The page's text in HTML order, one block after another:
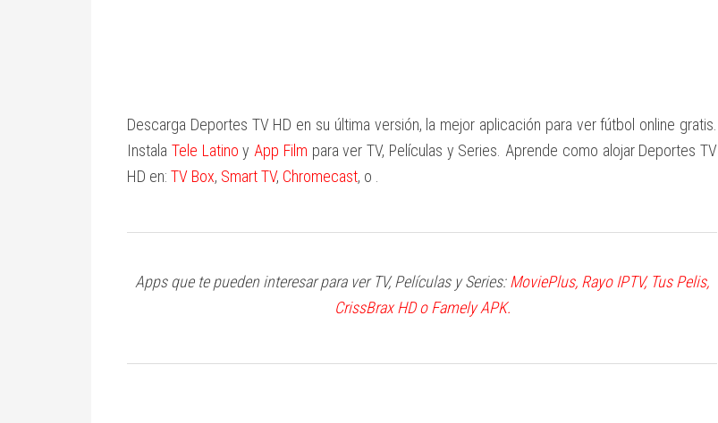
Descarga Deportes TV HD en su última versión, la mejor aplicación para ver fútbol online gratis.
Instala Tele Latino y App Film para ver TV, Películas y Series. Aprende como alojar Deportes TV
HD en: TV Box, SmartTV, Chromecast, o
Apps que te pueden interesar para ver TV, Películas y Series:MoviePlus, Rayo IPTV, Tus Pelis,
CrissBrax HDoFamely APK.